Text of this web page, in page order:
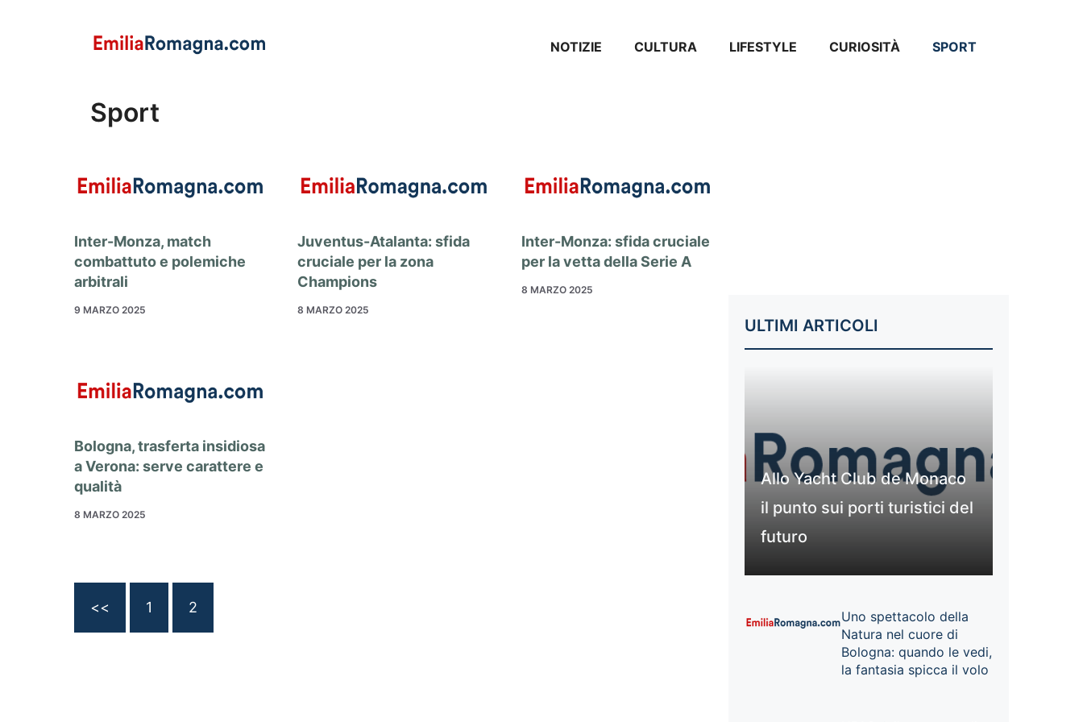
NOTIZIE CULTURA LIFESTYLE CURIOSITÀ SPORT
Sport
Inter-Monza, match
combattuto e polemiche
arbitrali
9 MARZO 2025
Juventus-Atalanta: sfida
cruciale per la zona
Champions
8 MARZO 2025
Inter-Monza: sfida cruciale
per la vetta della Serie A
8 MARZO 2025
Bologna, trasferta insidiosa
a Verona: serve carattere e
qualità
8 MARZO 2025
<< 1 2
ULTIMI ARTICOLI
Allo Yacht Club de Monaco
il punto sui porti turistici del
futuro
Uno spettacolo della
Natura nel cuore di
Bologna: quando le vedi,
la fantasia spicca il volo